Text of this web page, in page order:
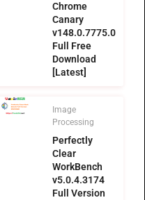
Chrome
Canary
v148.0.7775.0
Full Free
Download
[Latest]
Image
Processing
Perfectly
Clear
WorkBench
v5.0.4.3174
Full Version